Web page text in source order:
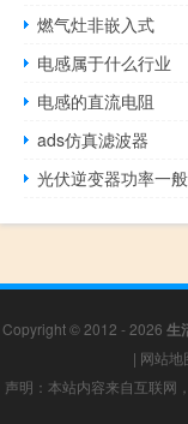
燃气灶非嵌入式
电感属于什么行业
电感的直流电阻
ads仿真滤波器
光伏逆变器功率一
Copyright © 2012 - 2026 生
| 网站地
声明：本站内容来自互联网